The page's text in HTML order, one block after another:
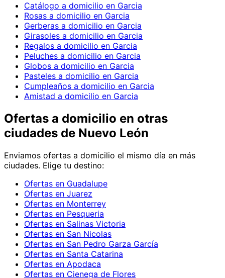
Catálogo a domicilio en Garcia
Rosas a domicilio en Garcia
Gerberas a domicilio en Garcia
Girasoles a domicilio en Garcia
Regalos a domicilio en Garcia
Peluches a domicilio en Garcia
Globos a domicilio en Garcia
Pasteles a domicilio en Garcia
Cumpleaños a domicilio en Garcia
Amistad a domicilio en Garcia
Ofertas a domicilio en otras
ciudades de Nuevo León
Enviamos ofertas a domicilio el mismo día en más
ciudades. Elige tu destino:
Ofertas en Guadalupe
Ofertas en Juarez
Ofertas en Monterrey
Ofertas en Pesqueria
Ofertas en Salinas Victoria
Ofertas en San Nicolas
Ofertas en San Pedro Garza García
Ofertas en Santa Catarina
Ofertas en Apodaca
Ofertas en Cienega de Flores